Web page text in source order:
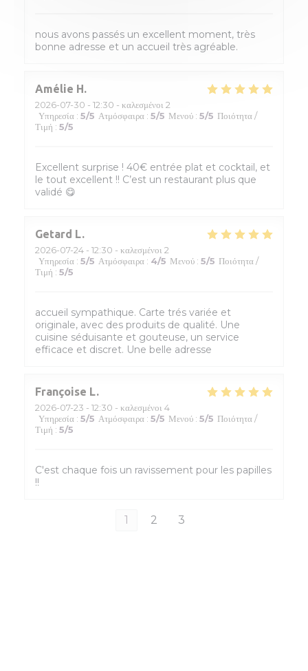
nous avons passés un excellent moment, très
bonne adresse et un accueil très agréable.
Amélie H
2026-07-30 - 12:30 - καλεσμένοι 2
Υπηρεσία : 5/5 Ατμόσφαιρα : 5/5 Μενού : 5/5 Ποιότητα /
Τιμή : 5/5
Excellent surprise ! 40€ entrée plat et cocktail, et
le tout excellent !! C’est un restaurant plus que
validé 😋
Getard L
2026-07-24 - 12:30 - καλεσμένοι 2
Υπηρεσία : 5/5 Ατμόσφαιρα : 4/5 Μενού : 5/5 Ποιότητα /
Τιμή : 5/5
accueil sympathique. Carte trés variée et
originale, avec des produits de qualité. Une
cuisine séduisante et gouteuse, un service
efficace et discret. Une belle adresse
Françoise L
2026-07-23 - 12:30 - καλεσμένοι 4
Υπηρεσία : 5/5 Ατμόσφαιρα : 5/5 Μενού : 5/5 Ποιότητα /
Τιμή : 5/5
C'est chaque fois un ravissement pour les papilles
!!
1 2 3